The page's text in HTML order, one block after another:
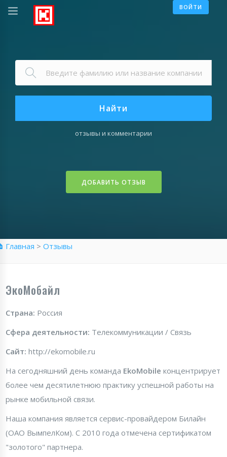
ВОЙТИ
Найти
отзывы и комментарии
ДОБАВИТЬ ОТЗЫВ
Главная > Отзывы
ЭкоМобайл
Страна: Россия
Сфера деятельности: Телекоммуникации / Связь
Сайт: http://ekomobile.ru
На сегодняшний день команда EkoMobile концентрирует
более чем десятилетнюю практику успешной работы на
рынке мобильной связи.
Наша компания является сервис-провайдером Билайн
(ОАО ВымпелКом). С 2010 года отмечена сертификатом
"золотого" партнера.